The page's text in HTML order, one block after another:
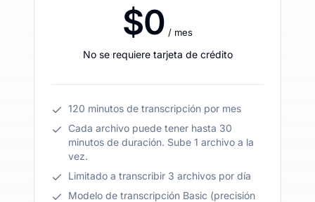
$0 / mes
No se requiere tarjeta de crédito
120 minutos de transcripción por mes
Cada archivo puede tener hasta 30
minutos de duración. Sube 1 archivo a la
vez.
Limitado a transcribir 3 archivos por día
Modelo de transcripción Basic (precisión